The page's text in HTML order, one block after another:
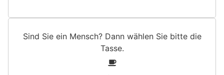
Sind Sie ein Mensch? Dann wählen Sie bitte die
Tasse.